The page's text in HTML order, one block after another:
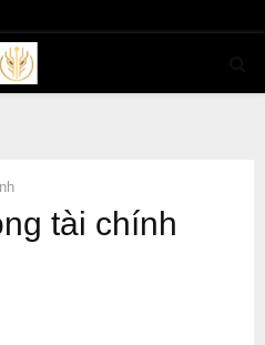
tài chính